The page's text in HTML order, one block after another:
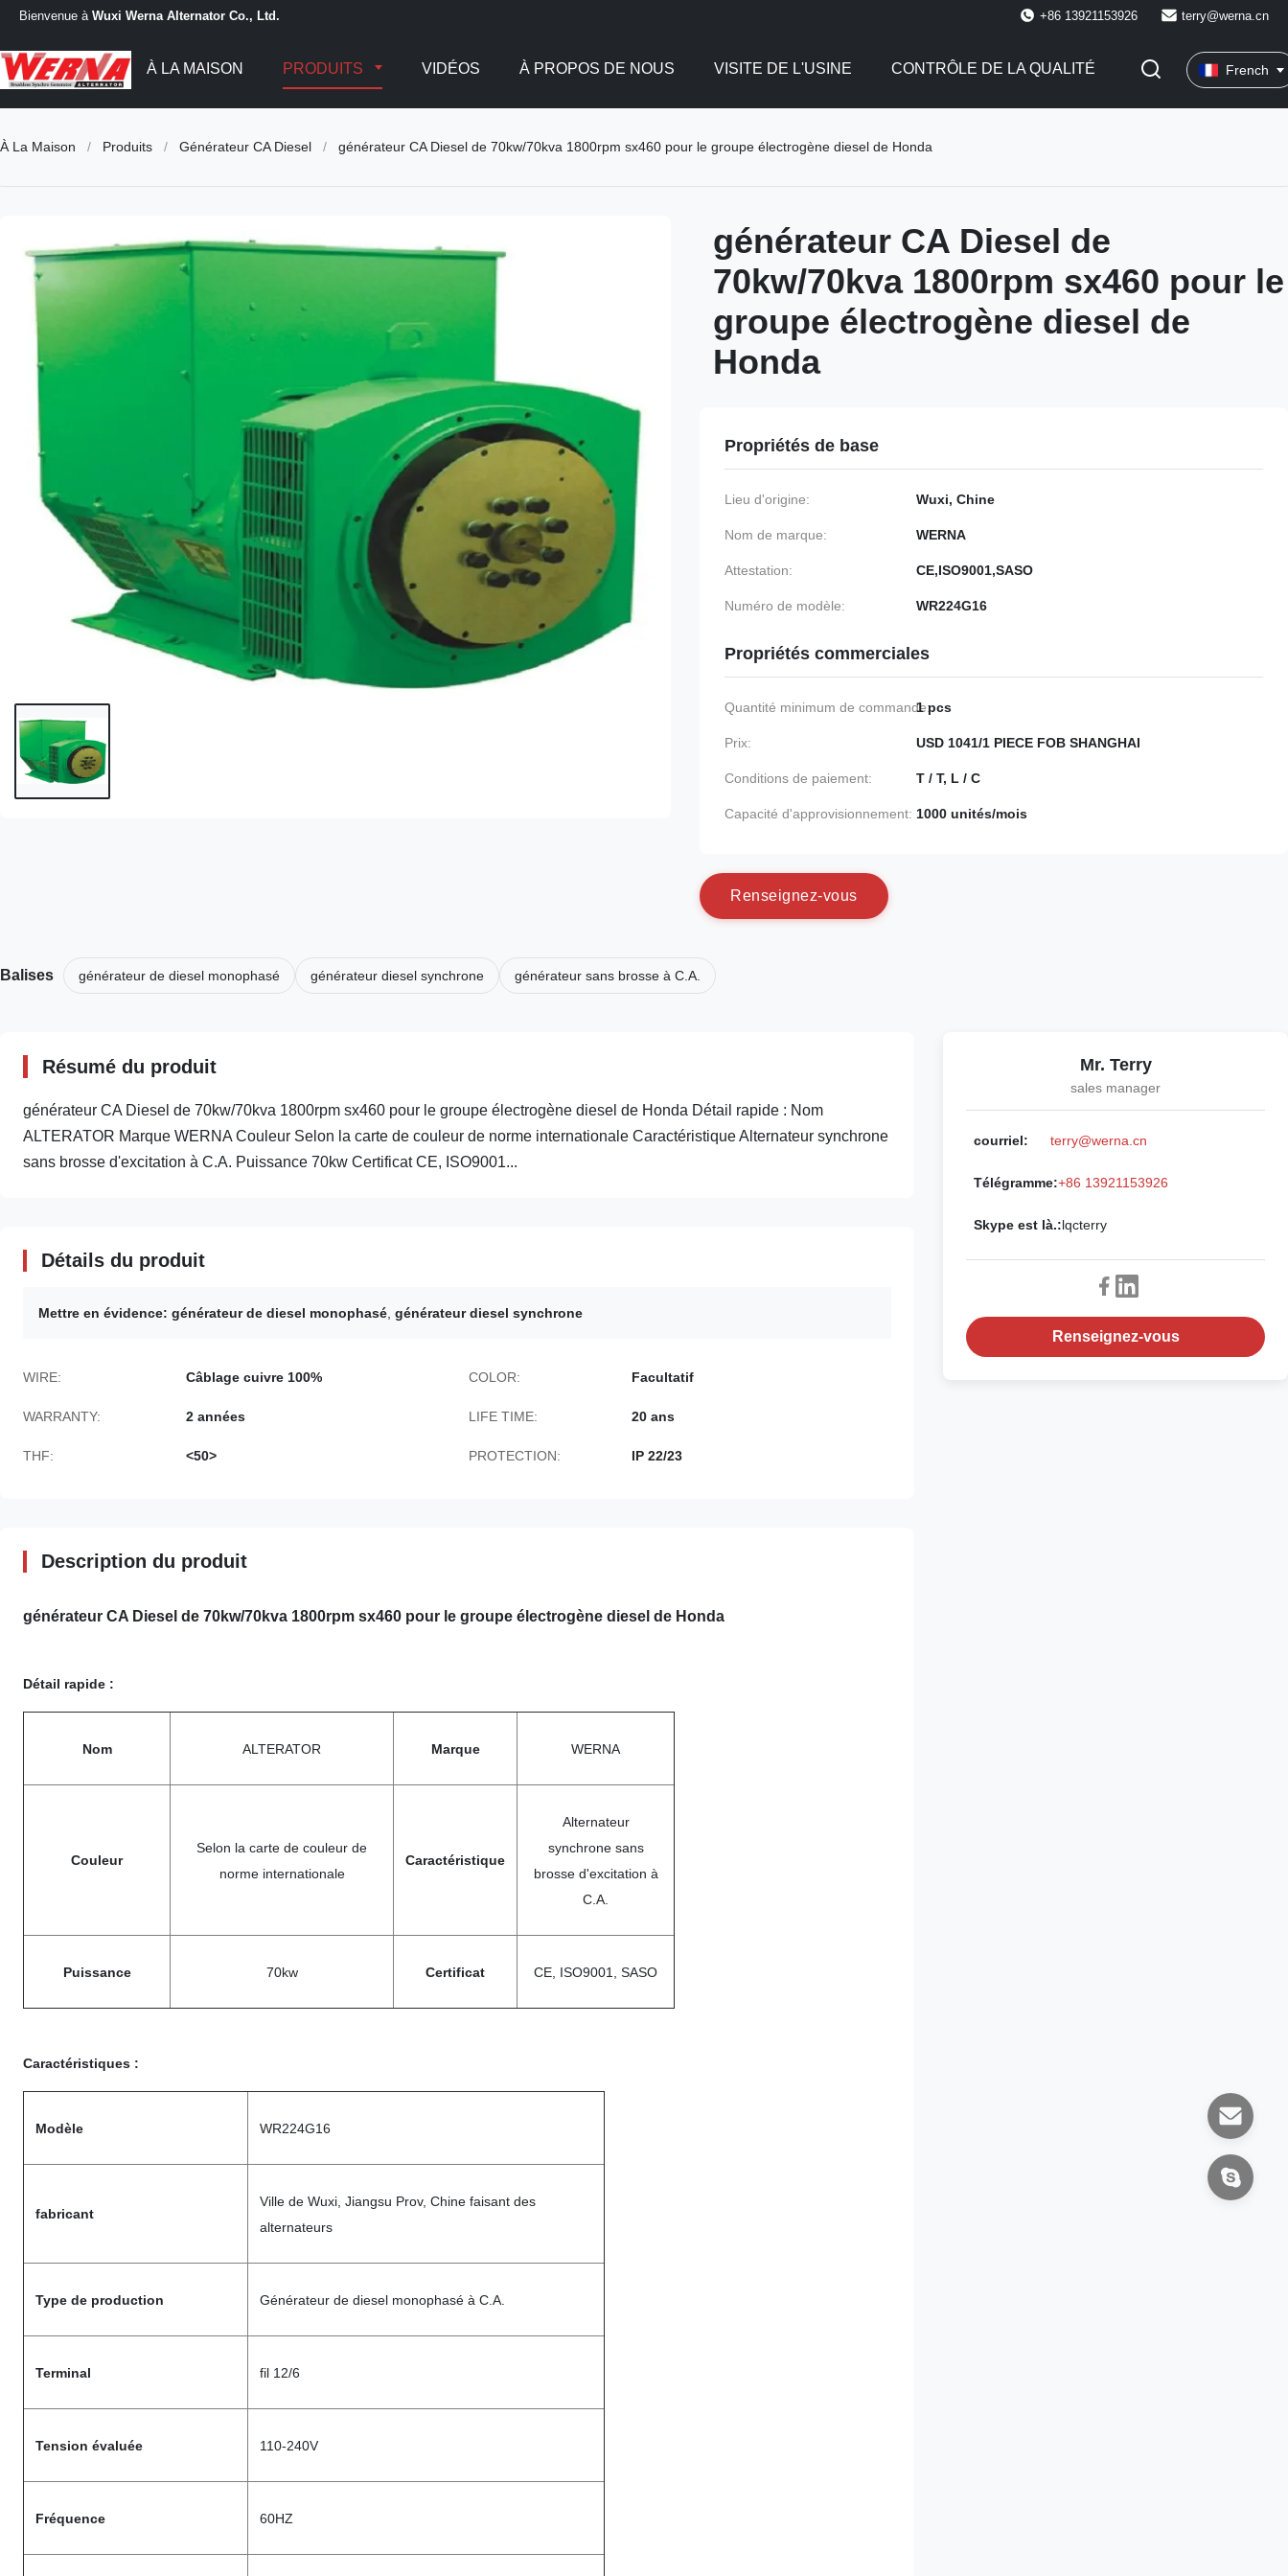
Bienvenue à Wuxi Werna Alternator Co., Ltd. +86 13921153926 terry@werna.cn
À LA MAISON PRODUITS VIDÉOS À PROPOS DE NOUS VISITE DE L'USINE CONTRÔLE DE LA QUALITÉ French
À La Maison / Produits / Générateur CA Diesel / générateur CA Diesel de 70kw/70kva 1800rpm sx460 pour le groupe électrogène diesel de Honda
générateur CA Diesel de
70kw/70kva 1800rpm sx460 pour le
groupe électrogène diesel de
Honda
Propriétés de base
Lieu d'origine: Wuxi, Chine
Nom de marque: WERNA
Attestation: CE,ISO9001,SASO
Numéro de modèle: WR224G16
Propriétés commerciales
Quantité minimum de commande:1 pcs
Prix: USD 1041/1 PIECE FOB SHANGHAI
Conditions de paiement: T / T, L / C
Capacité d'approvisionnement: 1000 unités/mois
Renseignez-vous
Balises générateur de diesel monophasé générateur diesel synchrone générateur sans brosse à C.A.
Résumé du produit
générateur CA Diesel de 70kw/70kva 1800rpm sx460 pour le groupe électrogène diesel de Honda Détail rapide : Nom
ALTERATOR Marque WERNA Couleur Selon la carte de couleur de norme internationale Caractéristique Alternateur synchrone
sans brosse d'excitation à C.A. Puissance 70kw Certificat CE, ISO9001...
Détails du produit
Mettre en évidence: générateur de diesel monophasé générateur diesel synchrone
WIRE: Câblage cuivre 100% COLOR: Facultatif
WARRANTY: 2 années LIFE TIME: 20 ans
THF: <50> PROTECTION: IP 22/23
Description du produit
générateur CA Diesel de 70kw/70kva 1800rpm sx460 pour le groupe électrogène diesel de Honda
Détail rapide :
Nom ALTERATOR Marque WERNA
Couleur
Selon la carte de couleur de
norme internationale
Caractéristique
Alternateur
synchrone sans
brosse d'excitation à
C.A.
Puissance 70kw Certificat CE, ISO9001, SASO
Caractéristiques :
Modèle WR224G16
fabricant
Ville de Wuxi, Jiangsu Prov, Chine faisant des
alternateurs
Type de production Générateur de diesel monophasé à C.A.
Terminal fil 12/6
Tension évaluée 110-240V
Fréquence 60HZ
Mr. Terry
sales manager
courriel: terry@werna.cn
Télégramme:+86 13921153926
Skype est là.:lqcterry
Renseignez-vous